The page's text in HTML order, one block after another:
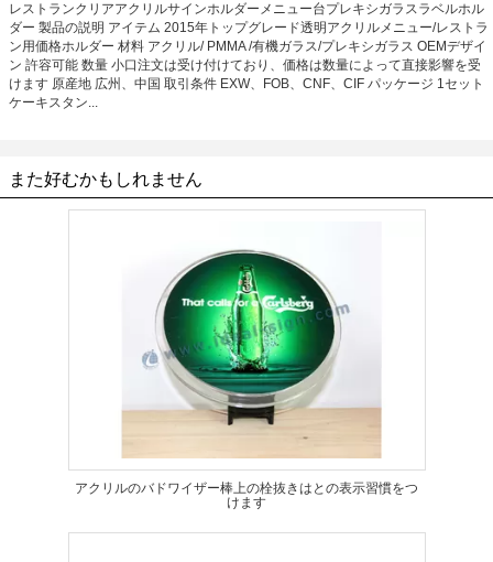
レストランクリアアクリルサインホルダーメニュー台プレキシガラスラベルホル
ダー 製品の説明 アイテム 2015年トップグレード透明アクリルメニュー/レストラ
ン用価格ホルダー 材料 アクリル/ PMMA /有機ガラス/プレキシガラス OEMデザイ
ン 許容可能 数量 小口注文は受け付けており、価格は数量によって直接影響を受
けます 原産地 広州、中国 取引条件 EXW、FOB、CNF、CIF パッケージ 1セット
ケーキスタン...
また好むかもしれません
アクリルのバドワイザー棒上の栓抜きはとの表示習慣をつ
けます